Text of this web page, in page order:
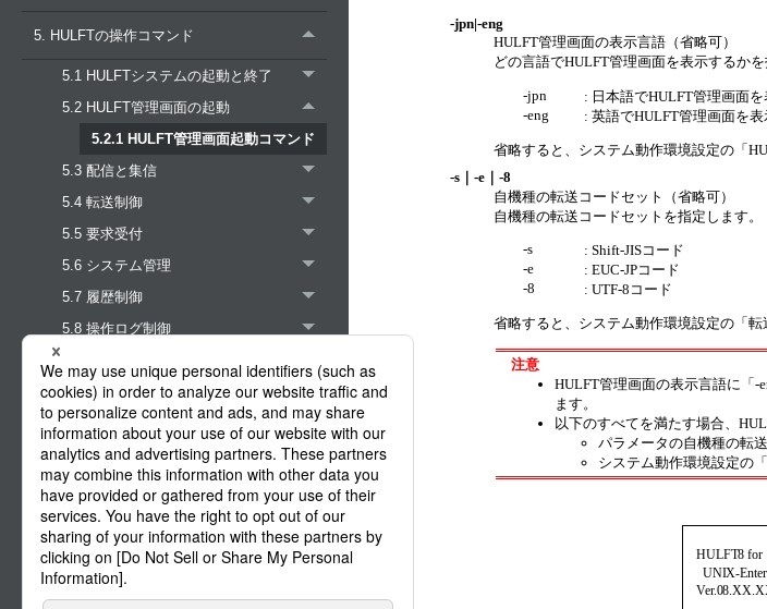
5. HULFTの操作コマンド
5.1 HULFTシステムの起動と終了
5.2 HULFT管理画面の起動
5.2.1 HULFT管理画面起動コマンド
5.3 配信と集信
5.4 転送制御
5.5 要求受付
5.6 システム管理
5.7 履歴制御
5.8 操作ログ制御
6. HULFTのユーティリティ
7. APIについて
付録A. 履歴ファイルのフォーマット
付録B. コード変換一覧
付録C. 困ったとき
-jpn|-eng
HULFT管理画面の表示言語（省略可）
どの言語でHULFT管理画面を表示するかを
-jpn
: 日本語でHULFT管理画面を
-eng
: 英語でHULFT管理画面を表
省略すると、システム動作環境設定の
-s｜-e｜-8
自機種の転送コードセット（省略可）
自機種の転送コードセットを指定します。
-s
: Shift-JISコード
-e
: EUC-JPコード
-8
: UTF-8コード
省略すると、システム動作環境設定の 転
注意
HULFT管理画面の表示言語に「-
ます。
以下のすべてを満たす場合、
パラメータの自機種の転
システム動作環境設定の
HULFT8 for
UNIX-